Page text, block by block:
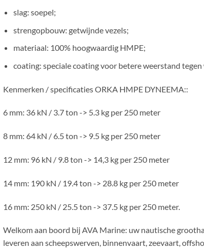
slag: soepel;
strengopbouw: getwijnde vezels;
materiaal: 100% hoogwaardig HMPE;
coating: speciale coating voor betere weerstand
Kenmerken / specificaties ORKA HMPE DYNEEMA::
6 mm: 36 kN / 3.7 ton -> 5.3 kg per 250 meter
8 mm: 64 kN / 6.5 ton -> 9.5 kg per 250 meter
12 mm: 96 kN / 9.8 ton -> 14,3 kg per 250 meter
14 mm: 190 kN / 19.4 ton -> 28.8 kg per 250 meter
16 mm: 250 kN / 25.5 ton -> 37.5 kg per 250 meter.
Welkom aan boord bij AVA Marine: uw nautische
leveren aan scheepswerven, binnenvaart, zeevaart,